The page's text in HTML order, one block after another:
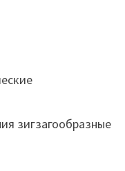
зигзагообразные